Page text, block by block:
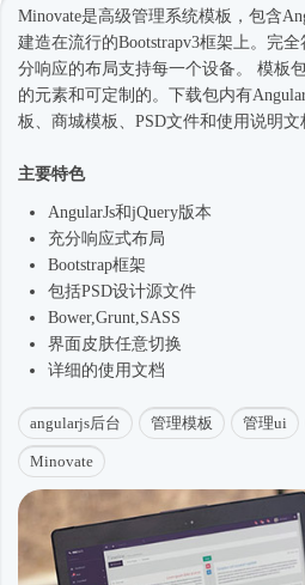
Minovate是高级管理系统模板，包含
建造在流行的Bootstrapv3框架上。完
分响应的布局支持每一个设备。 模板
的元素和可定制的。下载包内有
板
、商城模板、PSD文件和使用说明文
主要特色
AngularJs和jQuery版本
充分响应式布局
Bootstrap框架
包括PSD设计源文件
Bower,Grunt,SASS
界面皮肤任意切换
详细的使用文档
angularjs后台 管理模板 管理ui
Minovate